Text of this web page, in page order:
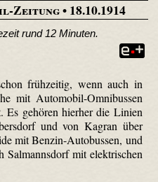
Zeitung• 18.10.1914
rund 12 Minuten.
frühzeitig, wenn auch in
mit Automobil-Omnibussen
Es gehören hierher die Linien
und von Kagran über
mit Benzin-Autobussen, und
mit elektrischen